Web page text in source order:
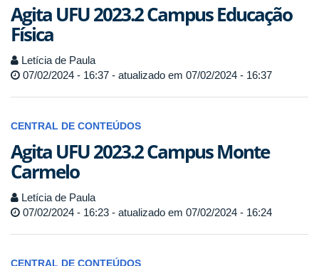
Agita UFU 2023.2 Campus Educação
Física
Letícia de Paula
07/02/2024 - 16:37 - atualizado em 07/02/2024 - 16:37
CENTRAL DE CONTEÚDOS
Agita UFU 2023.2 Campus Monte
Carmelo
Letícia de Paula
07/02/2024 - 16:23 - atualizado em 07/02/2024 - 16:24
CENTRAL DE CONTEÚDOS